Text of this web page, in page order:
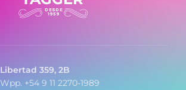
Libertad 359, 2B
Wpp. +54 9 11 2270-1989